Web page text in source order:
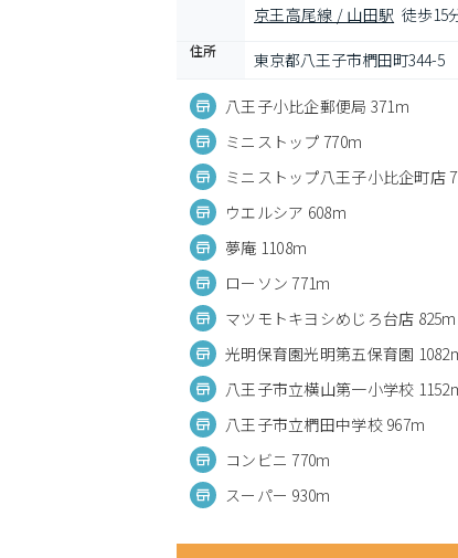
京王高尾線 / 山田駅 徒歩15
住所 東京都八王子市椚田町344-5
八王子小比企郵便局 371m
ミニストップ 770m
ミニストップ八王子小比企町店
ウエルシア 608m
夢庵 1108m
ローソン 771m
マツモトキヨシめじろ台店 825m
光明保育園光明第五保育園
八王子市立横山第一小学校
八王子市立椚田中学校 967m
コンビニ 770m
スーパー 930m